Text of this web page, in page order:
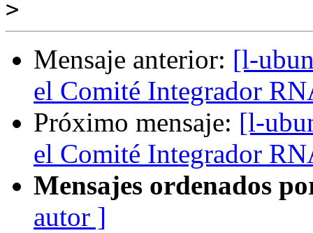
>
Mensaje anterior: [l-
el Comité Integrador
Próximo mensaje: [l-
el Comité Integrador
Mensajes ordenados
autor ]